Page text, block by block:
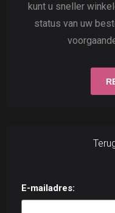
kunt u sneller
status van uw
E-mailadres: